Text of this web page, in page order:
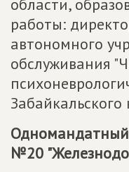
области,
работы:
автономного
обслуживания
Забайкальского
Одномандатный
№20